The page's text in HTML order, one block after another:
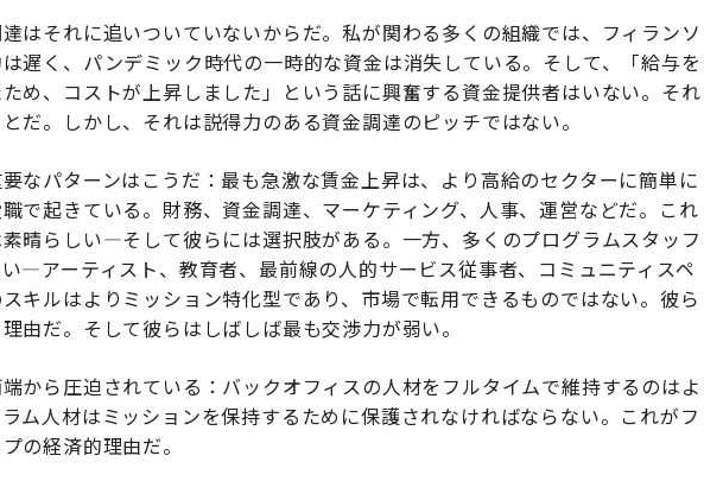
はそれに追いついていないからだ。私が関わる多くの組織では、フィランソ
遅く、パンデミック時代の一時的な資金は消失している。そして、「給与を
め、コストが上昇しました」という話に興奮する資金提供者はいない。それ
だ。しかし、それは説得力のある資金調達のピッチではない。
なパターンはこうだ：最も急激な賃金上昇は、より高給のセクターに簡単に
で起きている。財務、資金調達、マーケティング、人事、運営などだ。これ
晴らしい—そして彼らには選択肢がある。一方、多くのプログラムスタッフ
—アーティスト、教育者、最前線の人的サービス従事者、コミュニティスペ
キルはよりミッション特化型であり、市場で転用できるものではない。彼ら
由だ。そして彼らはしばしば最も交渉力が弱い。
から圧迫されている：バックオフィスの人材をフルタイムで維持するのはよ
ム人材はミッションを保持するために保護されなければならない。これがフ
の経済的理由だ。